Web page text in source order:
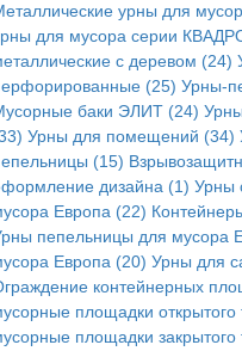
урны для
для мусора серии
с деревом (24)
(25) Урны-
баки ЭЛИТ (24)
Урны для помещений (34)
(15)
дизайна (1) Урны
Европа (22)
пепельницы для мусора
Европа (20) Урны для
контейнерных
площадки открытого
площадки закрытого